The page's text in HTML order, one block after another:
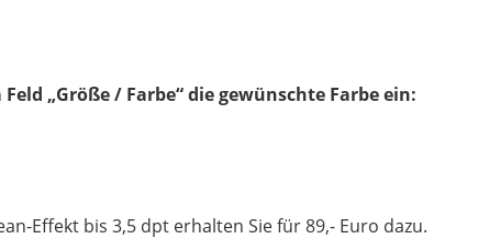
„Größe / Farbe“ die gewünschte Farbe ein:
Effekt bis 3,5 dpt erhalten Sie für 89,- Euro dazu.